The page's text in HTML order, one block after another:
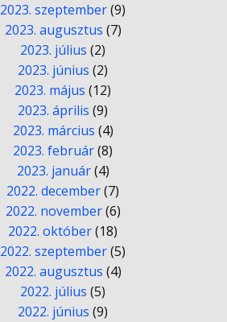
2023. szeptember(9)
2023. augusztus (7)
2023. július (2)
2023. június (2)
2023. május (12)
2023. április (9)
2023. március (4)
2023. február(8)
2023. január(4)
2022. december(7)
2022. november(6)
2022. október(18)
2022. szeptember(5)
2022. augusztus (4)
2022. július (5)
2022. június (9)